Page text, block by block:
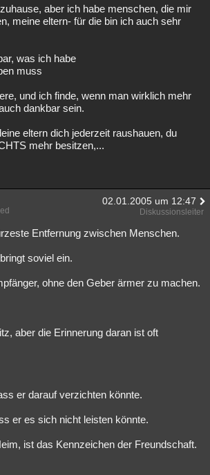
aber ich habe menschen, die mir
meine eltern- für die bin ich auch sehr
was ich habe
muss
und ich finde, wenn man wirklich mehr
dankbar sein.
eltern dich jederzeit raushauen, du
mehr besitzen,...
02.01.2005 um 12:47
Diskussionsleiter
Entfernung zwischen Menschen.
soviel ein.
ohne den Geber ärmer zu machen.
aber die Erinnerung daran ist oft
er darauf verzichten könnte.
er es sich nicht leisten könnte.
ist das Kennzeichen der Freundschaft.